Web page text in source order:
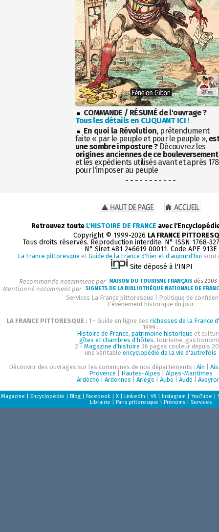
COMMANDE / RÉSUMÉ de l'ouvrage ?
Tous les détails en CLIQUANT ICI !
En quoi la Révolution, prétendument
faite « par le peuple et pour le peuple »,
une sombre imposture ?Découvrez les
origines anciennes de ce bouleversement
et les expédients utilisés avant et après
pour l'imposer au peuple
- - - - - - - - - - -
Retrouvez toute L'HISTOIRE DE FRANCE avec
Copyright © 1999-2026 LA FRANCE
Tous droits réservés. Reproduction interdite. N° ISSN 1768-
N° Siret 481 246619 00011. Code APE 913E
La France pittoresque et Guide de la France d'hier et d'aujourd'hui sont
Site déposé à l'INPI
Recommandé notamment par MAISON DU TOURISME FRANÇAIS dès
Mentionné notamment par SIGNETS DE LA BIBLIOTHÈQUE NATIONALE DE
Services La France pittoresque
Politique de
L'événement historique du jour
LA FRANCE PITTORESQUE : 1 - Guide en ligne des richesses de la France
1999 :
Histoire de France, patrimoine historique et
gîtes et chambres d'hôtes, tourisme,
2 - Magazine d'histoire 36 pages couleur depuis
une véritable encyclopédie de la vie d'autrefois
Découvrir des ouvrages sur les communes de nos départements : Ain
Provence
Hautes-Alpes
Alpes-Maritimes
Ardèche
Ardennes Ariège Aube Aude
Magazine Encyclopédie Blog| Facebook| X| LinkedIn VK| Instagram YouTube
Librairie
Paris pittoresque Prénoms| Services